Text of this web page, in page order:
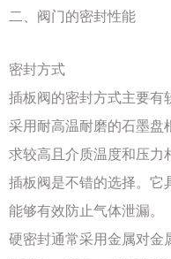
二、阀门的密封性能
密封方式
插板阀的密封方式主要有
采用耐高温耐磨的石墨盘
求较高且介质温度和压力
插板阀是不错的选择。它
能够有效防止气体泄漏。
硬密封通常采用金属对金